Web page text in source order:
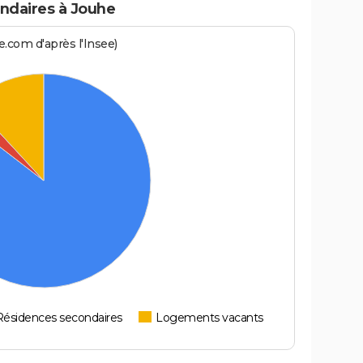
à Jouhe
d'après l'Insee)
secondaires Logements vacants